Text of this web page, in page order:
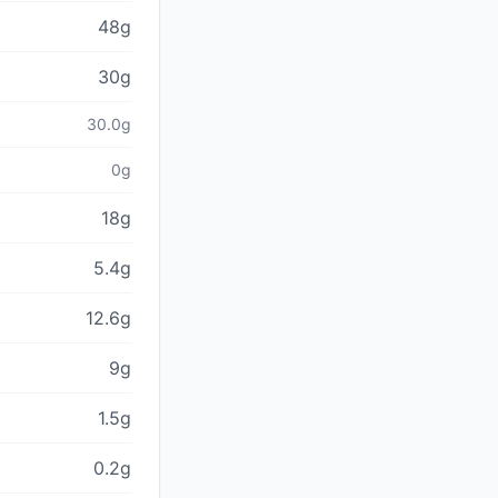
48g
30g
30.0g
0g
18g
5.4g
12.6g
9g
1.5g
0.2g